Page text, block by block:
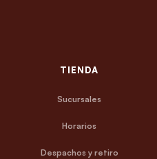
TIENDA
Sucursales
Horarios
Despachos y retiro